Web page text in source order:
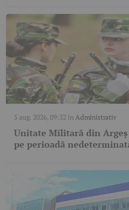
5 aug. 2026, 09:32 în Administrativ
Unitate Militară din Argeș
pe perioadă